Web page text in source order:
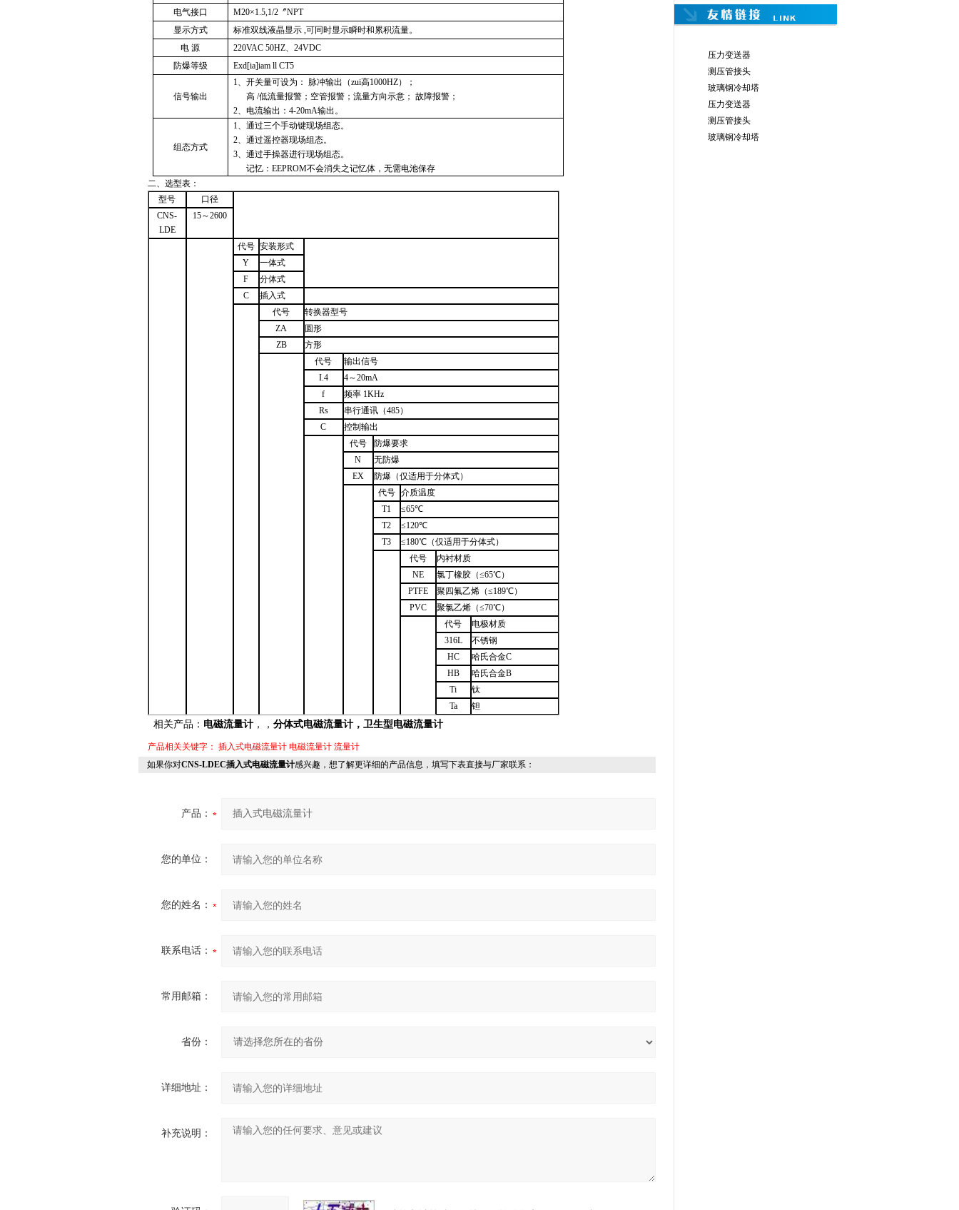
电气接口
M20×1.5,1/2〞NPT
显示方式
标准双线液晶显示 ,可同时显示瞬时和累积流量。
电 源
220VAC 50HZ、24VDC
防爆等级
Exd[ia]iam ll CT5
信号输出
1、开关量可设为： 脉冲输出（zui高1000HZ）；
高 /低流量报警；空管报警；流量方向示意； 故障报警；
2、电流输出：4-20mA输出。
组态方式
1、通过三个手动键现场组态。
2、通过遥控器现场组态。
3、通过手操器进行现场组态。
记忆：EEPROM不会消失之记忆体，无需电池保存
二、 选型表：
型号
口径
CNS-
LDE
15～2600
代号 安装形式
Y
一体式
F
分体式
C
插入式
代号
转换器型号
ZA
圆形
ZB
方形
代号
输出信号
I.4
4～20mA
f
频率 1KHz
Rs
串行通讯（485）
C
控制输出
代号
防爆要求
N
无防爆
EX
防爆（仅适用于分体式）
代号
介质温度
T1
≤65℃
T2
≤120℃
T3
≤180℃（仅适用于分体式）
代号
内衬材质
NE
氯丁橡胶（≤65℃）
PTFE
聚四氟乙烯（≤189℃）
PVC
聚氯乙烯（≤70℃）
代号
电极材质
316L
不锈钢
HC
哈氏合金C
HB
哈氏合金B
Ti
钛
Ta
钽
相关产品： 电磁流量计， ， 分体式电磁流量计，卫生型电磁流量计
产品相关关键字： 插入式电磁流量计 电磁流量计 流量计
如果你对CNS-LDEC插入式电磁流量计感兴趣，想了解更详细的产品信息，填写下表直接与厂家联系：
产品：
您的单位：
您的姓名：
联系电话：
常用邮箱：
省份：
详细地址：
补充说明：
压力变送器
测压管接头
玻璃钢冷却塔
压力变送器
测压管接头
玻璃钢冷却塔